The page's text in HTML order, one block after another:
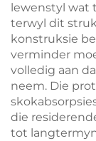
lewenstyl wat
terwyl dit
konstruksie
verminder
volledig aan
neem. Die
die
tot